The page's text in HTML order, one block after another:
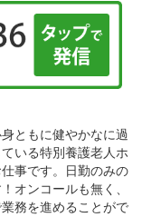
ともに健やかなに過
いる特別養護老人ホ
事です。日勤のみの
オンコールも無く、
務を進めることがで